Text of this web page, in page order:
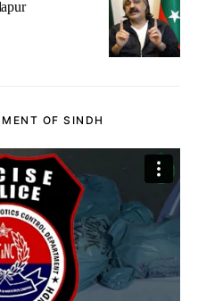
OF SINDH